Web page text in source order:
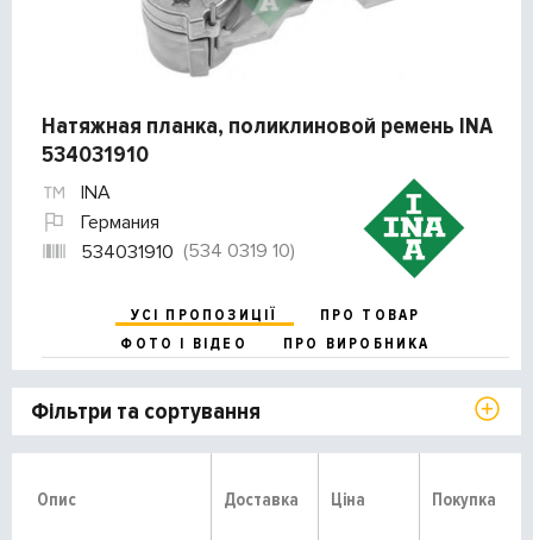
Натяжная планка, поликлиновой ремень INA
534031910
INA
Германия
534031910 (534 0319 10)
УСІ ПРОПОЗИЦІЇ
ПРО ТОВАР
ФОТО І ВІДЕО
ПРО ВИРОБНИКА
Фільтри та сортування
Опис Доставка Ціна Покупка